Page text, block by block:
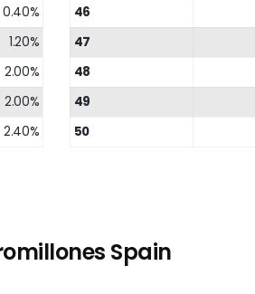
0.40%
1.20%
2.00%
2.00%
2.40%
46
47
48
49
50
Spain